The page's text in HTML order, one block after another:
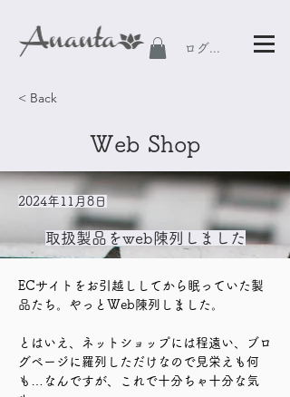
ログイン
< Back
Web Shop
2024年11月8日
取扱製品をweb陳列しました
ECサイトをお引越ししてから眠っていた製
品たち。やっとWeb陳列しました。
とはいえ、ネットショップには程遠い、ブロ
グページに羅列しただけなので見栄えも何
も…なんですが、これで十分ちゃ十分な気